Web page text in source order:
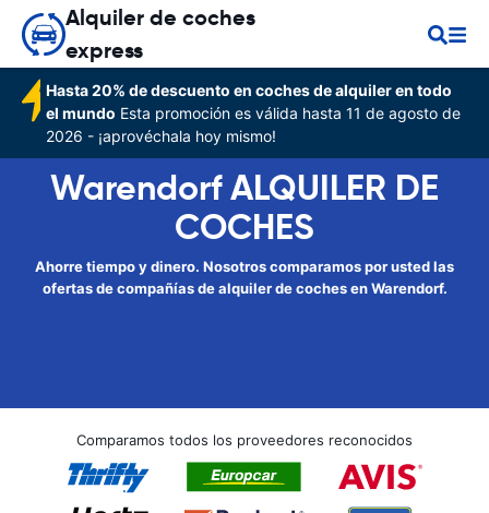
Alquiler de coches
express
Hasta 20% de descuento en coches de alquiler en todo
el mundo Esta promoción es válida hasta 11 de agosto de
2026 - ¡aprovéchala hoy mismo!
Warendorf ALQUILER DE
COCHES
Ahorre tiempo y dinero. Nosotros comparamos por usted las
ofertas de compañías de alquiler de coches en Warendorf.
Comparamos todos los proveedores reconocidos